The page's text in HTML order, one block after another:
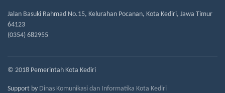
Jalan Basuki Rahmad No.15, Kelurahan Pocanan, Kota Kediri, Jawa Timur
64123
(0354) 682955
© 2018 Pemerintah Kota Kediri
Support by Dinas Komunikasi dan Informatika Kota Kediri